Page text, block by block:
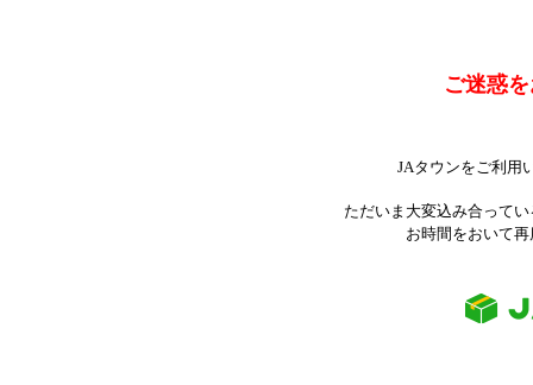
ご迷惑
JAタウンをご利用
ただいま大変込み合って
お時間をおいて